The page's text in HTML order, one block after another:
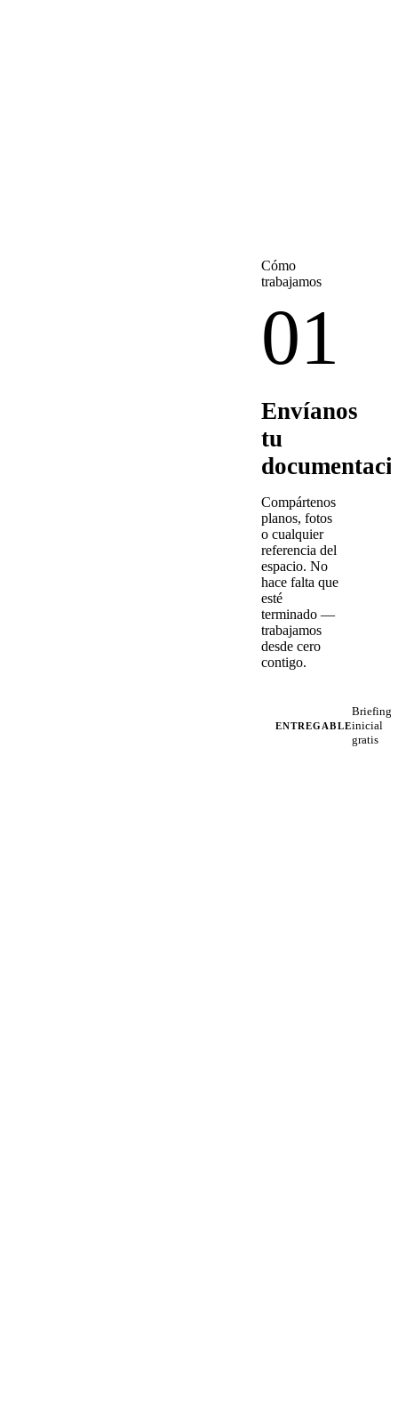
Cómo
trabajamos
01
Envíanos
tu
Compártenos
planos, fotos
o cualquier
referencia del
espacio. No
hace falta que
esté
terminado —
trabajamos
desde cero
contigo.
ENTREGABLE
Briefing
inicial
gratis